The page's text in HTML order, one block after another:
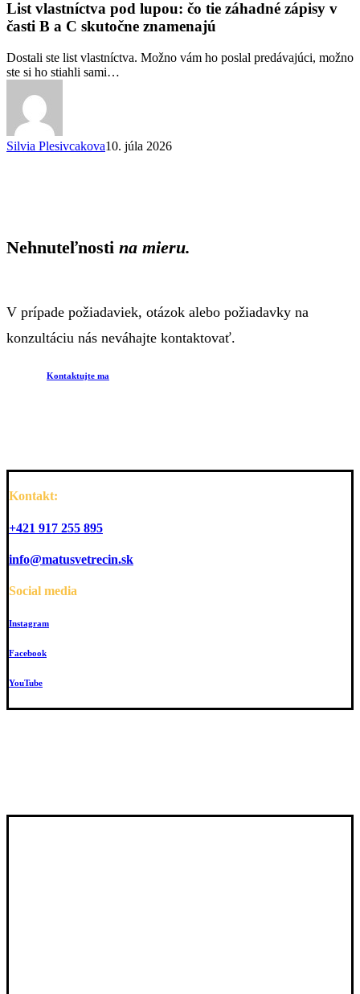
pod
lupou:
čo
záhadné
zápisy
a
C
List vlastníctva pod lupou: čo tie záhadné zápisy v
časti B a C skutočne znamenajú
Dostali ste list vlastníctva. Možno vám ho poslal predávajúci, možno
ste si ho stiahli sami…
Silvia Plesivcakova10. júla 2026
Nehnuteľnosti na mieru.
V prípade požiadaviek, otázok alebo požiadavky na
konzultáciu nás neváhajte kontaktovať.
Kontaktujte ma
Kontakt:
+421 917 255 895
info@matusvetrecin.sk
Social media
Instagram
Facebook
YouTube